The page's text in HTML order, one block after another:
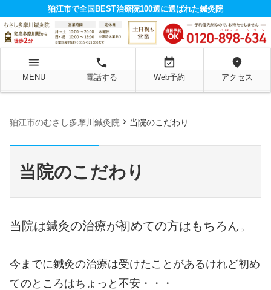
狛江市で全国BEST治療院100選に選ばれた鍼灸院
menu
MENU
local_phone
電話する
event_available
Web予約
location_on
アクセス
狛江市のむさし多摩川鍼灸院 chevron_right 当院のこだわり
当院のこだわり
当院は鍼灸の治療が初めての方はもちろん。
今までに鍼灸の治療は受けたことがあるけれど初め
てのところはちょっと不安・・・